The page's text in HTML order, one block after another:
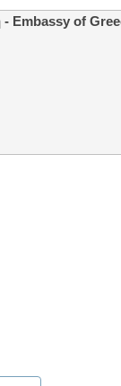
- Embassy of